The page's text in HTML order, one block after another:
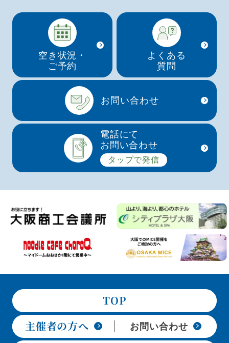
空き状況・
ご予約
お問い合わせ
よくある
質問
電話にて
お問い合わせ
タップで発信
TOP
主催者の方へ
お問い合わせ